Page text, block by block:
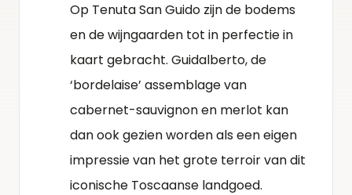
Op Tenuta San Guido zijn de bodems
en de wijngaarden tot in perfectie in
kaart gebracht. Guidalberto, de
‘bordelaise’ assemblage van
cabernet-sauvignon en merlot kan
dan ook gezien worden als een eigen
impressie van het grote terroir van dit
iconische Toscaanse landgoed.